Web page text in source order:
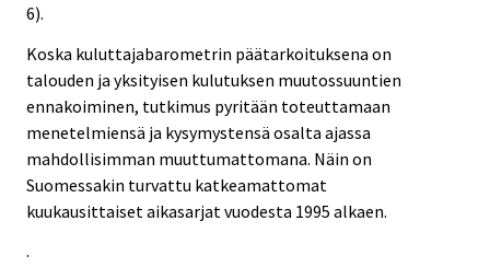
6).
Koska kuluttajabarometrin päätarkoituksena on
talouden ja yksityisen kulutuksen muutossuuntien
ennakoiminen, tutkimus pyritään toteuttamaan
menetelmiensä ja kysymystensä osalta ajassa
mahdollisimman muuttumattomana. Näin on
Suomessakin turvattu katkeamattomat
kuukausittaiset aikasarjat vuodesta 1995 alkaen.
.